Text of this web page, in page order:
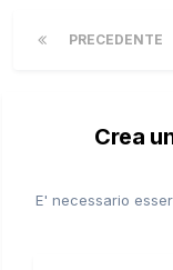
PRECEDENTE
Crea
E' necessario